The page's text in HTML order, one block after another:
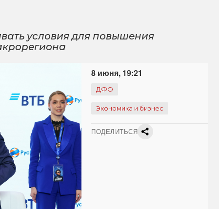
условия для повышения
8 июня, 19:21
ДФО
Экономика и бизнес
ПОДЕЛИТЬСЯ